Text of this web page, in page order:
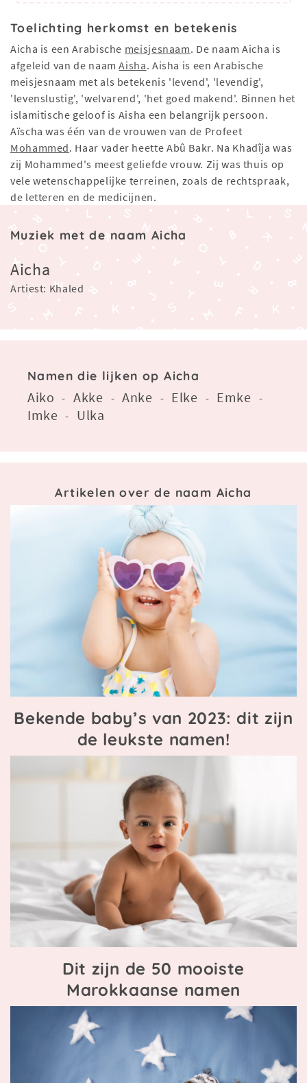
Toelichting herkomst en betekenis
Aicha is een Arabische meisjesnaam. De naam Aicha is
afgeleid van de naamAisha. Aisha is een Arabische
meisjesnaam met als betekenis 'levend', 'levendig',
'levenslustig', 'welvarend', 'het goed makend'. Binnen het
islamitische geloof is Aisha een belangrijk persoon.
Aïscha was één van de vrouwen van de Profeet
Mohammed. Haar vader heette Abû Bakr. Na Khadîja was
zij Mohammed's meest geliefde vrouw. Zij was thuis op
vele wetenschappelijke terreinen, zoals de rechtspraak,
de letteren en de medicijnen.
Muziek met de naam Aicha
Aicha
Artiest: Khaled
Namen die lijken op Aicha
Aiko -Akke -Anke - Elke - Emke -
Imke - Ulka
Artikelen over de naam Aicha
Bekende baby’s van 2023: dit zijn
de leukste namen!
Dit zijn de 50 mooiste
Marokkaanse namen